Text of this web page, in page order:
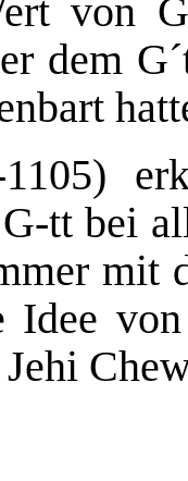
von
dem
1105)
G-tt bei
mit